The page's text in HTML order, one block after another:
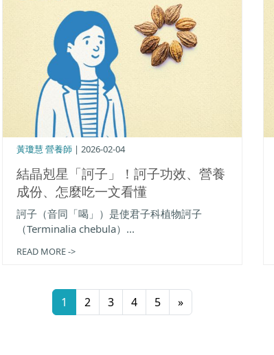
結晶剋星「訶子」！訶子功效、營養
成份、怎麼吃一文看懂
黃瓊慧 營養師 | 2026-02-04
訶子（音同「喝」）是使君子科植物訶子
（Terminalia chebula）...
READ MORE ->
1 2 3 4 5 »